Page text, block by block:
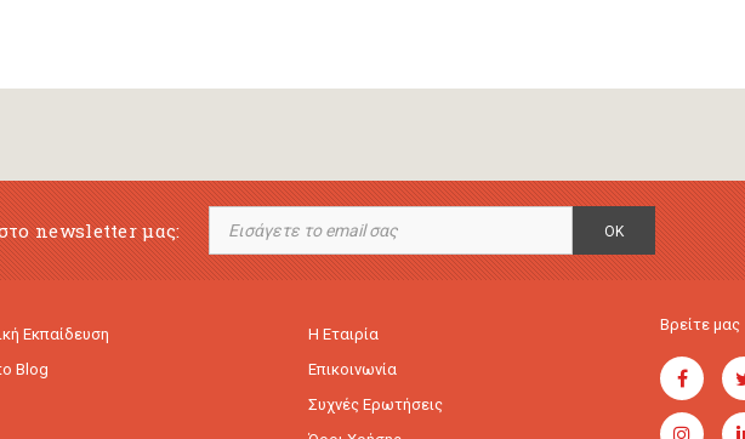
newsletter μας: OK
Εκπαίδευση
Blog
Η Εταιρία
Επικοινωνία
Συχνές Ερωτήσεις
Βρείτε μας